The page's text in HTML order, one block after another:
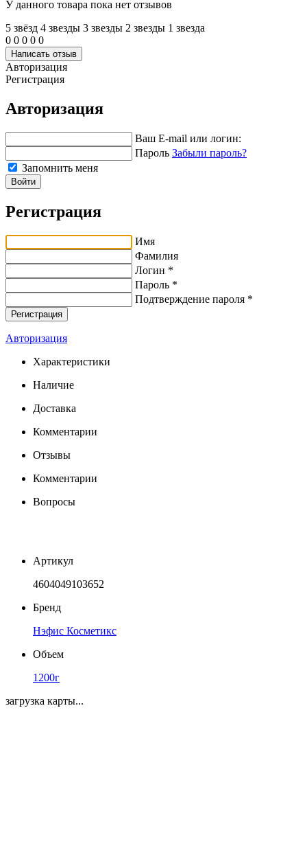
У данного товара пока нет отзывов
5 звёзд 4 звeзды 3 звeзды 2 звeзды 1 звeзда
0 0 0 0 0
Написать отзыв
Авторизация
Регистрация
Авторизация
Ваш E-mail или логин:
Пароль Забыли пароль?
Запомнить меня
Войти
Регистрация
Имя
Фамилия
Логин *
Пароль *
Подтверждение пароля *
Авторизация
Характеристики
Наличие
Доставка
Комментарии
Отзывы
Комментарии
Вопросы
Артикул
4604049103652
Бренд
Нэфис Косметикс
Объем
1200г
загрузка карты...